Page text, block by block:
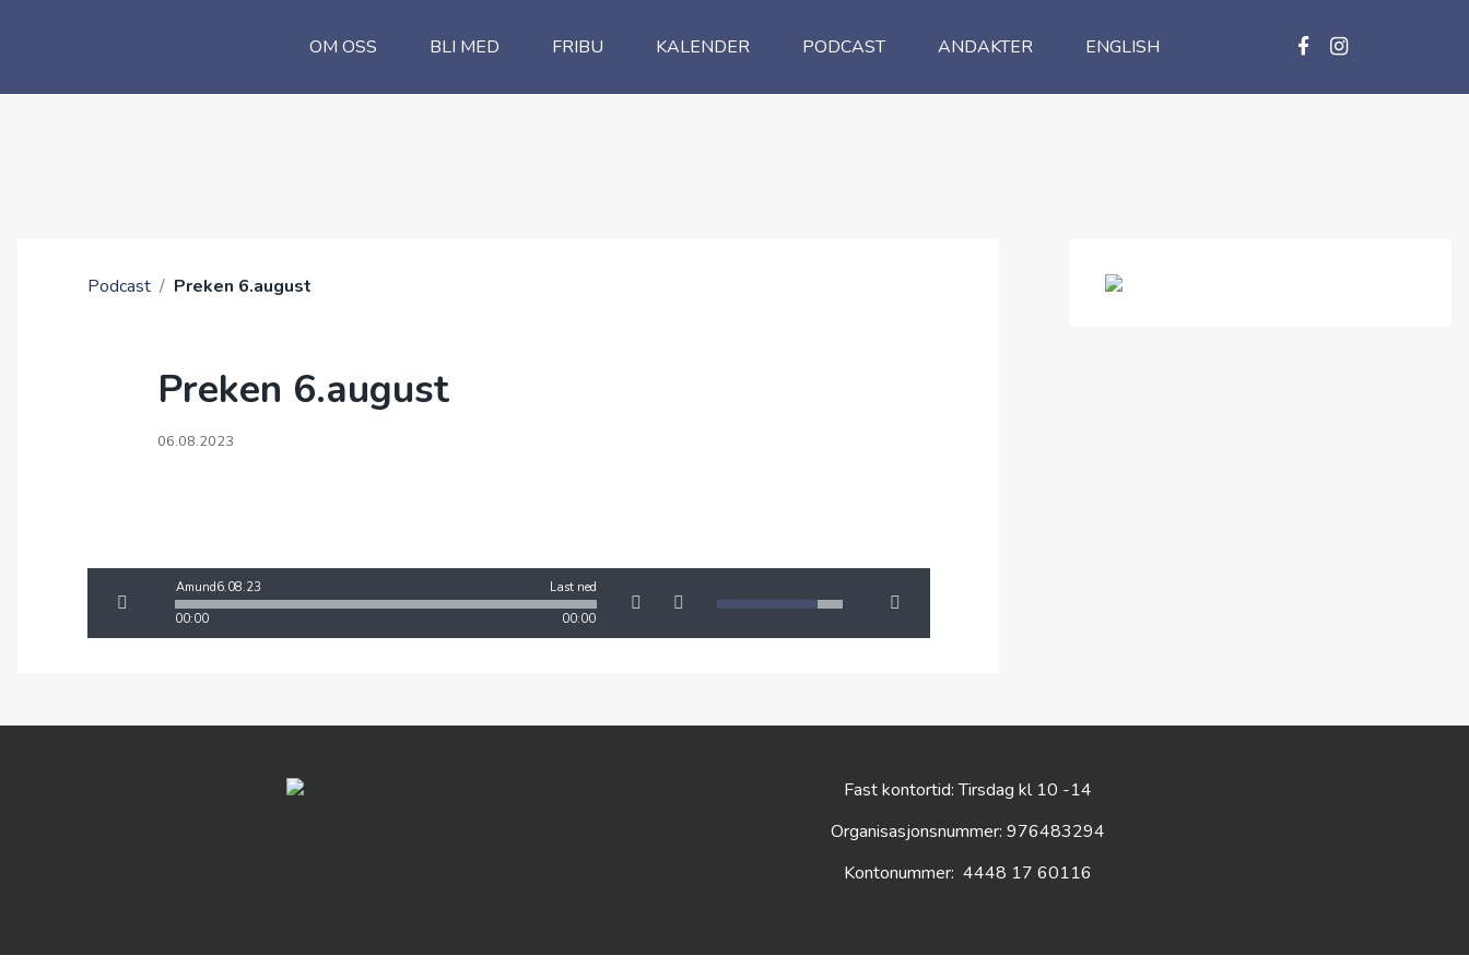
OM OSS BLI MED FRIBU KALENDER PODCAST ANDAKTER ENGLISH
Podcast / Preken 6.august
Preken 6.august
06.08.2023
00:00 00:00
Amund6.08.23 Last ned
Fast kontortid: Tirsdag kl 10 -14
Organisasjonsnummer: 976483294
Kontonummer: 4448 17 60116